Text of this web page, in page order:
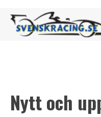
Nytt och